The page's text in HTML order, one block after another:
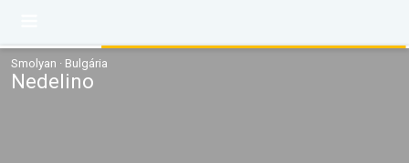
Smolyan · Bulgária
Nedelino